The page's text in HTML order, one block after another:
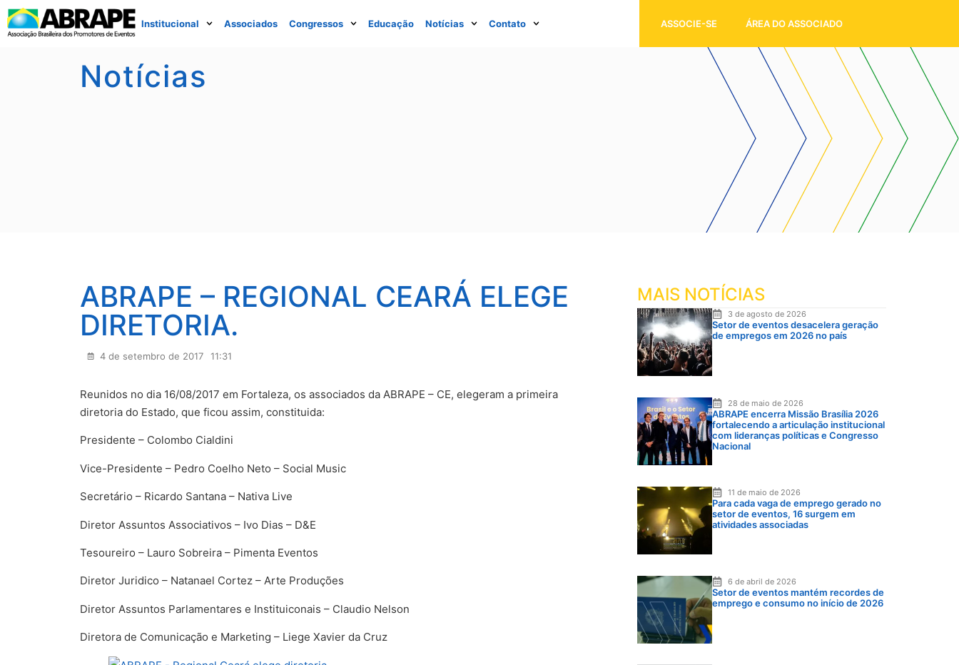
Institucional Associados Congressos Educação Notícias Contato ASSOCIE-SE ÁREA DO ASSOCIADO
Notícias
ABRAPE – REGIONAL CEARÁ ELEGE
DIRETORIA.
4 de setembro de 2017 11:31
Reunidos no dia 16/08/2017 em Fortaleza, os associados da ABRAPE – CE, elegeram a primeira
diretoria do Estado, que ficou assim, constituida:
Presidente – Colombo Cialdini
Vice-Presidente – Pedro Coelho Neto – Social Music
Secretário – Ricardo Santana – Nativa Live
Diretor Assuntos Associativos – Ivo Dias – D&E
Tesoureiro – Lauro Sobreira – Pimenta Eventos
Diretor Juridico – Natanael Cortez – Arte Produções
Diretor Assuntos Parlamentares e Instituiconais – Claudio Nelson
Diretora de Comunicação e Marketing – Liege Xavier da Cruz
MAIS NOTÍCIAS
3 de agosto de 2026
Setor de eventos desacelera geração
de empregos em 2026 no país
28 de maio de 2026
ABRAPE encerra Missão Brasília 2026
fortalecendo a articulação institucional
com lideranças políticas e Congresso
Nacional
11 de maio de 2026
Para cada vaga de emprego gerado no
setor de eventos, 16 surgem em
atividades associadas
6 de abril de 2026
Setor de eventos mantém recordes de
emprego e consumo no início de 2026